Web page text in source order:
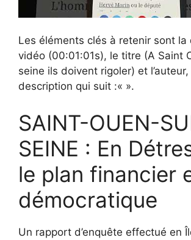
Les éléments clés à retenir sont la
vidéo (00:01:01s), le titre (A Saint
seine ils doivent rigoler) et
description qui suit :« ».
SAINT-OUEN-
SEINE : En
le plan financier
démocratique
Un rapport d’enquête effectué en